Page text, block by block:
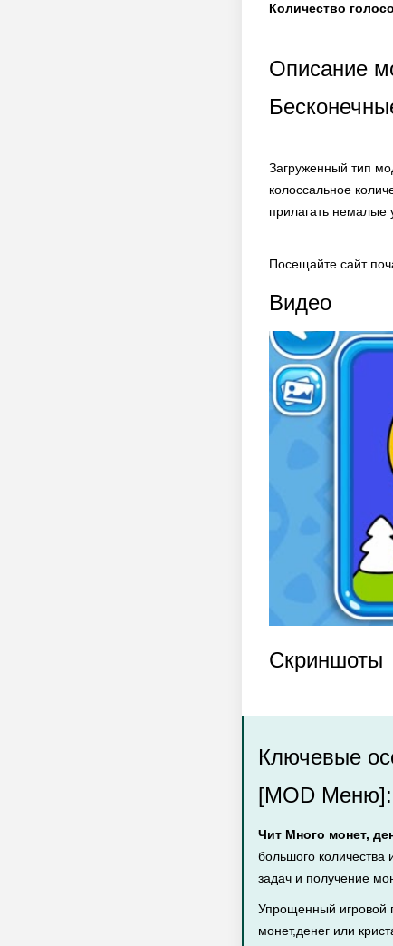
Количество
Описание
Загруженный тип
колоссальное
прилагать немалые
Посещайте сайт
Видео
Скриншоты
Ключевые
[MOD Меню]:
Чит Много монет,
большого
задач и получение
Упрощенный игровой
монет,денег или